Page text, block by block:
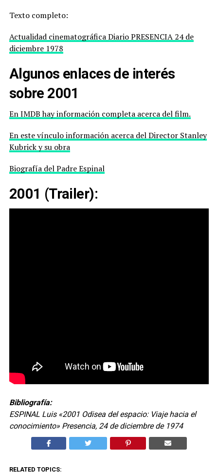
Texto completo:
Actualidad cinematográfica Diario PRESENCIA 24 de
diciembre 1978
Algunos enlaces de interés
sobre 2001
En IMDB hay información completa acerca del film.
En este vínculo información acerca del Director Stanley
Kubrick y su obra
Biografía del Padre Espinal
2001 (Trailer):
Bibliografía:
ESPINAL Luis «2001 Odisea del espacio: Viaje hacia el
conocimiento» Presencia, 24 de diciembre de 1974
RELATED TOPICS: